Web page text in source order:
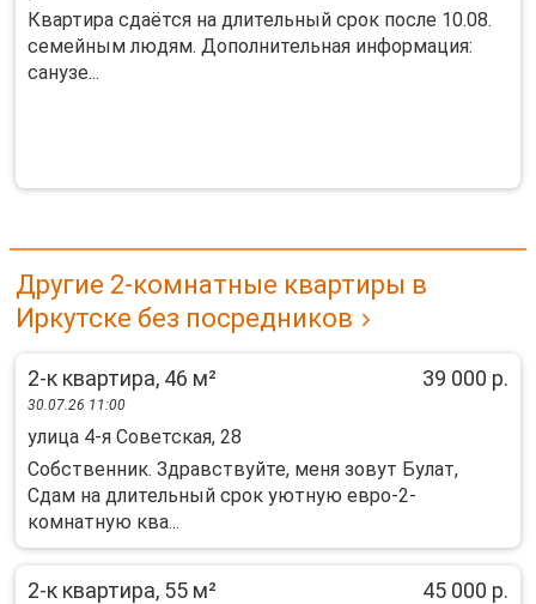
Квартира сдаётся на длительный срок после 10.08.
семейным людям. Дополнительная информация:
санузе...
Другие 2-комнатные квартиры в
Иркутске без посредников
2-к квартира, 46 м² 39 000 р.
30.07.26 11:00
улица 4-я Советская, 28
Собственник. Здравствуйте, меня зовут Булат,
Сдам на длительный срок уютную евро-2-
комнатную ква...
2-к квартира, 55 м² 45 000 р.